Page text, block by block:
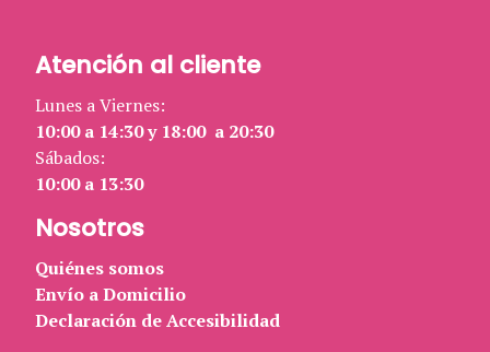
Atención al cliente
Lunes a Viernes:
10:00 a 14:30 y 18:00 a 20:30
Sábados:
10:00 a 13:30
Nosotros
Quiénes somos
Envío a Domicilio
Declaración de Accesibilidad